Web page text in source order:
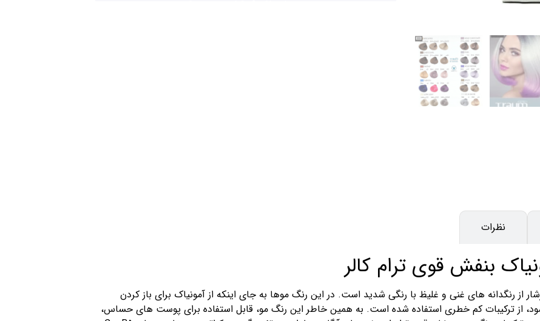
نظرات
بنفش قوی ترام کالر
از رنگدانه های غنی و غلیظ با رنگی شدید است. در این رنگ موها به جای اینکه از آمونیاک برای باز کردن
از ترکیبات کم خطری استفاده شده است. به همین خاطر این رنگ مو، قابل استفاده برای پوست های حساس،